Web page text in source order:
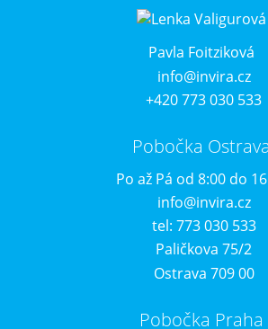
Pavla Foitziková
info@invira.cz
+420 773 030 533
Pobočka Ostrava
Po až Pá od 8:00 do
info@invira.cz
tel: 773 030 533
Paličkova 75/2
Ostrava 709 00
Pobočka Praha